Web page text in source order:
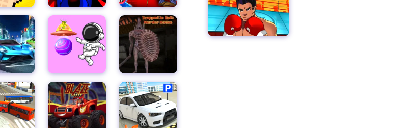
ボクシングヒーロー：パンチチャンピオンズ